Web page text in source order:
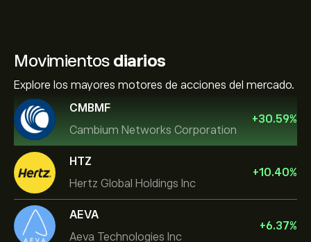
Movimientos diarios
Explore los mayores motores de acciones del mercado.
CMBMF
Cambium Networks Corporation
+30.59%
HTZ
Hertz Global Holdings Inc
+10.40%
AEVA
Aeva Technologies Inc
+6.37%